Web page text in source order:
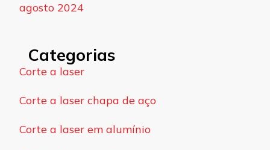
agosto 2024
Categorias
Corte a laser
Corte a laser chapa de aço
Corte a laser em alumínio